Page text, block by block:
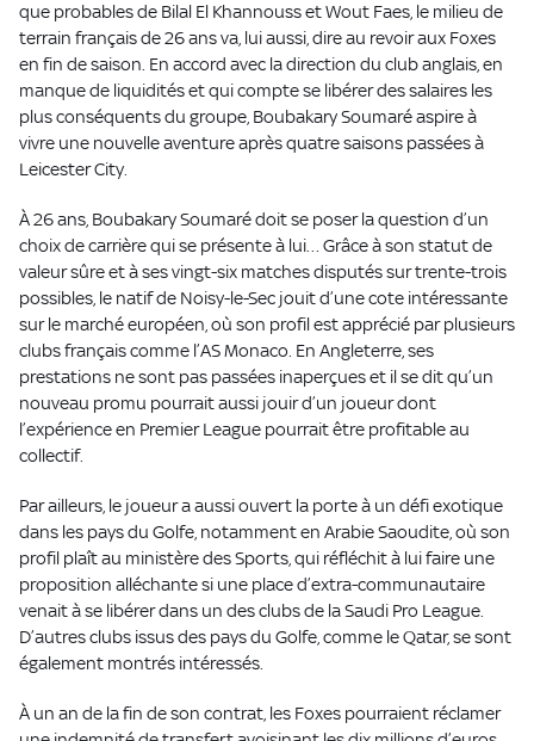
que probables de Bilal El Khannouss et Wout Faes, le milieu de
terrain français de 26 ans va, lui aussi, dire au revoir aux Foxes
en fin de saison. En accord avec la direction du club anglais, en
manque de liquidités et qui compte se libérer des salaires les
plus conséquents du groupe, Boubakary Soumaré aspire à
vivre une nouvelle aventure après quatre saisons passées à
Leicester City.
À 26 ans, Boubakary Soumaré doit se poser la question d’un
choix de carrière qui se présente à lui… Grâce à son statut de
valeur sûre et à ses vingt-six matches disputés sur trente-trois
possibles, le natif de Noisy-le-Sec jouit d’une cote intéressante
sur le marché européen, où son profil est apprécié par plusieurs
clubs français comme l’AS Monaco. En Angleterre, ses
prestations ne sont pas passées inaperçues et il se dit qu’un
nouveau promu pourrait aussi jouir d’un joueur dont
l’expérience en Premier League pourrait être profitable au
collectif.
Par ailleurs, le joueur a aussi ouvert la porte à un défi exotique
dans les pays du Golfe, notamment en Arabie Saoudite, où son
profil plaît au ministère des Sports, qui réfléchit à lui faire une
proposition alléchante si une place d’extra-communautaire
venait à se libérer dans un des clubs de la Saudi Pro League.
D’autres clubs issus des pays du Golfe, comme le Qatar, se sont
également montrés intéressés.
À un an de la fin de son contrat, les Foxes pourraient réclamer